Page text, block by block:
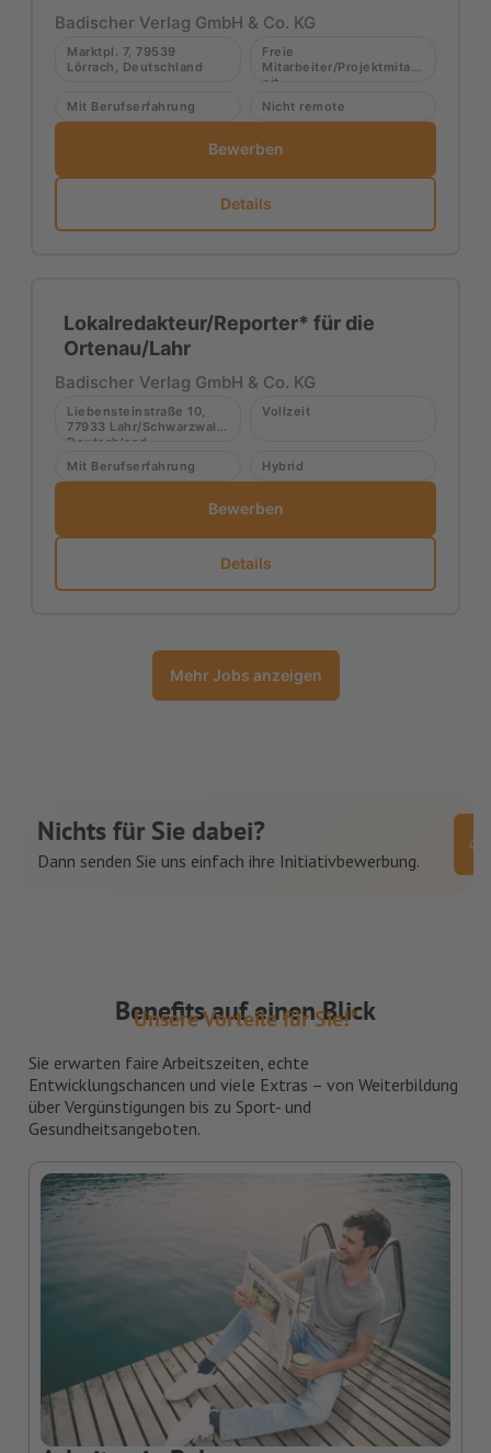
Badischer Verlag GmbH & Co. KG
Marktpl. 7, 79539
Lörrach, Deutschland
Freie
Mitarbeiter/Projektmitarb
eit
Mit Berufserfahrung
Nicht remote
Bewerben
Details
Lokalredakteur/Reporter* für die
Ortenau/Lahr
Badischer Verlag GmbH & Co. KG
Liebensteinstraße 10,
77933 Lahr/Schwarzwald,
Deutschland
Vollzeit
Mit Berufserfahrung Hybrid
Bewerben
Details
Mehr Jobs anzeigen
Nichts für Sie dabei?
Dann senden Sie uns einfach ihre Initiativbewerbung.
Benefits auf einen Blick
Unsere Vorteile für Sie!*
Sie erwarten faire Arbeitszeiten, echte
Entwicklungschancen und viele Extras – von Weiterbildung
über Vergünstigungen bis zu Sport- und
Gesundheitsangeboten.